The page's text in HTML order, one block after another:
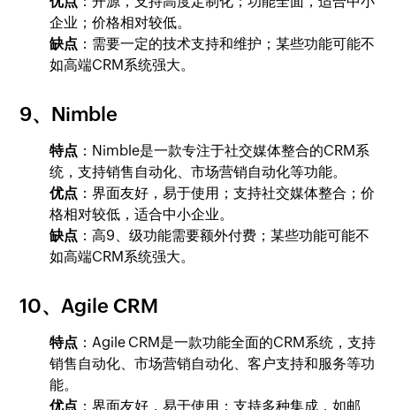
企业；价格相对较低。
缺点 ：需要一定的技术支持和维护；某些功能可能不
如高端CRM系统强大。
9、Nimble
特点 ：Nimble是一款专注于社交媒体整合的CRM系
统，支持销售自动化、市场营销自动化等功能。
优点 ：界面友好，易于使用；支持社交媒体整合；价
格相对较低，适合中小企业。
缺点 ：高9、级功能需要额外付费；某些功能可能不
如高端CRM系统强大。
10、Agile CRM
特点 ：Agile CRM是一款功能全面的CRM系统，支持
销售自动化、市场营销自动化、客户支持和服务等功
能。
优点 ：界面友好，易于使用；支持多种集成，如邮